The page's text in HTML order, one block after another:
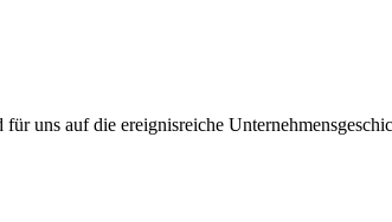
uns auf die ereignisreiche